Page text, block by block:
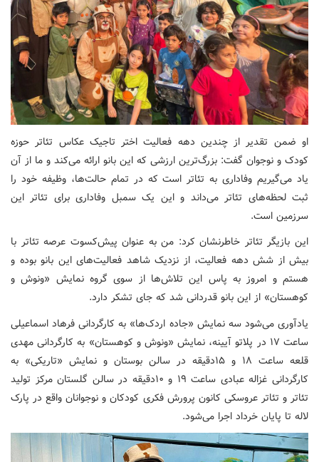
او ضمن تقدیر از چندین دهه فعالیت اختر تاجیک عکاس تئاتر حوزه
کودک و نوجوان گفت: بزرگ‌ترین ارزشی که این بانو ارائه می‌کند و ما از آن
یاد می‌گیریم وفاداری به تئاتر است که در تمام حالت‌ها، وظیفه خود را
ثبت لحظه‌های تئاتر می‌داند و این یک سمبل وفاداری برای تئاتر این
سرزمین است.
این بازیگر تئاتر خاطرنشان کرد: من به عنوان پیش‌کسوت عرصه تئاتر با
بیش از شش دهه فعالیت، از نزدیک شاهد فعالیت‌های این بانو بوده و
هستم و امروز به پاس این تلاش‌ها از سوی گروه نمایش «ونوش و
کوهستان» از این بانو قدردانی شد که جای تشکر دارد.
یادآوری می‌شود سه نمایش «جاده اردک‌ها» به کارگردانی فرهاد اسماعیلی
ساعت ۱۷ در پلاتو آیینه، نمایش «ونوش و کوهستان» به کارگردانی مهدی
قلعه ساعت ۱۸ و ۱۵دقیقه در سالن بوستان و نمایش «تاریکی» به
کارگردانی غزاله عبادی ساعت ۱۹ و ۱۰دقیقه در سالن گلستان مرکز تولید
تئاتر و تئاتر عروسکی کانون پرورش فکری کودکان و نوجوانان واقع در پارک
لاله تا پایان خرداد اجرا می‌شود.